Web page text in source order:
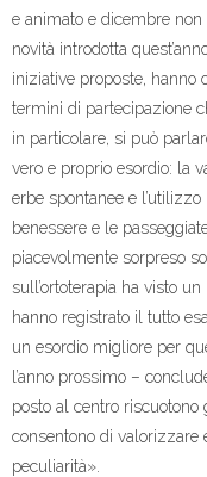
e animato e dicembre non
novità introdotta
iniziative proposte, hanno
termini di partecipazione
in particolare, si può
vero e proprio esordio: la
erbe spontanee e
benessere e le
piacevolmente sorpreso
sull’ortoterapia ha visto
hanno registrato il tutto
un esordio migliore per
l’anno prossimo –
posto al centro
consentono di valorizzare
peculiarità».